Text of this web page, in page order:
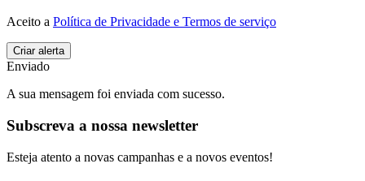
Aceito a Política de Privacidade e Termos de serviço
Enviado
A sua mensagem foi enviada com sucesso.
Subscreva a nossa newsletter
Esteja atento a novas campanhas e a novos eventos!